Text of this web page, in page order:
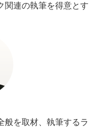
関連の執筆を得意とす
般を取材、執筆するラ